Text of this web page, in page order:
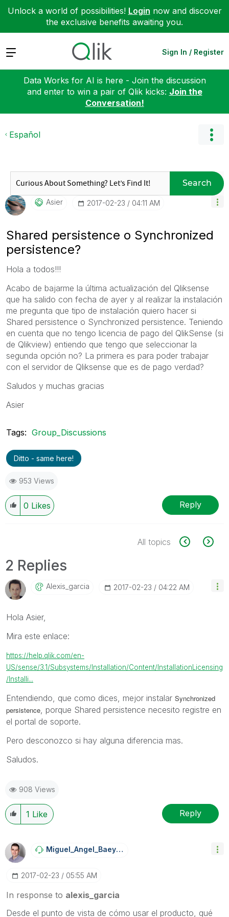
Unlock a world of possibilities! Login now and discover
the exclusive benefits awaiting you.
Expand Sign In / Register
Data Works for AI is here - Join the discussion
and enter to win a pair of Qlik kicks: Join the
Conversation!
Español
Search
Asier ‎2017-02-23 04:11 AM
Shared persistence o Synchronized
persistence?
Hola a todos!!!
Acabo de bajarme la última actualización del Qliksense
que ha salido con fecha de ayer y al realizar la instalación
me pregunta que tipo de instalación quiero hacer si
Shared persistence o Synchronized persistence. Teniendo
en cuenta que no tengo licencia de pago del QlikSense (si
de Qlikview) entiendo que tengo que seleccionar la
segunda opción no? La primera es para poder trabajar
con el servidor de Qliksense que es de pago verdad?
Saludos y muchas gracias
Asier
Tags: Group_Discussions
Ditto - same here!
953 Views
0 Likes Reply
All topics
2 Replies
Alexis_garcia ‎2017-02-23 04:22 AM
Hola Asier,
Mira este enlace:
https://help.qlik.com/en-
US/sense/3.1/Subsystems/Installation/Content/InstallationLicensing
/Installi...
Entendiendo, que como dices, mejor instalar Synchronized
persistence , porque Shared persistence necesito registre en
el portal de soporte.
Pero desconozco si hay alguna diferencia mas.
Saludos.
908 Views
1 Like Reply
Miguel_Angel_BaEyens
‎2017-02-23 05:55 AM
In response to alexis_garcia
Desde el punto de vista de cómo usar el producto, qué